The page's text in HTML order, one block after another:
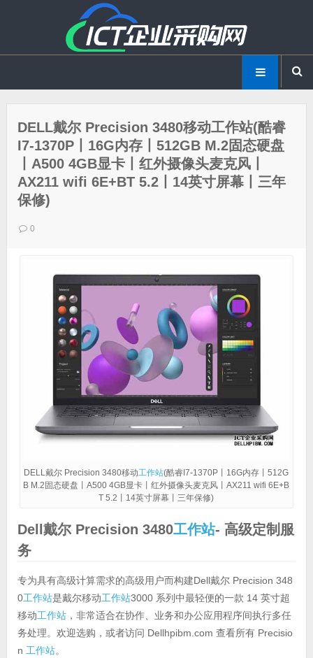
DELL戴尔 Precision 3480移动工作站(酷睿
I7-1370P丨16G内存丨512GB M.2固态硬盘
丨A500 4GB显卡丨红外摄像头麦克风丨
AX211 wifi 6E+BT 5.2丨14英寸屏幕丨三年
保修)
0
DELL戴尔 Precision 3480移动工作站(酷睿I7-1370P丨16G内存丨512G
B M.2固态硬盘丨A500 4GB显卡丨红外摄像头麦克风丨AX211 wifi 6E+B
T 5.2丨14英寸屏幕丨三年保修)
Dell戴尔 Precision 3480工作站- 高级定制服
务
专为具有高级计算需求的高级用户而构建Dell戴尔 Precision 348
0工作站是戴尔移动工作站3000 系列中最轻便的一款 14 英寸超
移动工作站，非常适合在协作、业务和办公应用程序间执行多任
务处理。欢迎选购，或者访问 Dellhpibm.com 查看所有 Precisio
n 工作站。